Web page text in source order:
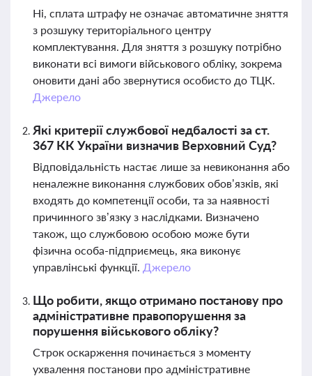
Ні, сплата штрафу не означає автоматичне зняття
з розшуку територіального центру
комплектування. Для зняття з розшуку потрібно
виконати всі вимоги військового обліку, зокрема
оновити дані або звернутися особисто до ТЦК.
Джерело
Які критерії службової недбалості за ст.
367 КК України визначив Верховний Суд?
Відповідальність настає лише за невиконання або
неналежне виконання службових обов’язків, які
входять до компетенції особи, та за наявності
причинного зв’язку з наслідками. Визначено
також, що службовою особою може бути
фізична особа-підприємець, яка виконує
управлінські функції. Джерело
Що робити, якщо отримано постанову про
адміністративне правопорушення за
порушення військового обліку?
Строк оскарження починається з моменту
ухвалення постанови про адміністративне